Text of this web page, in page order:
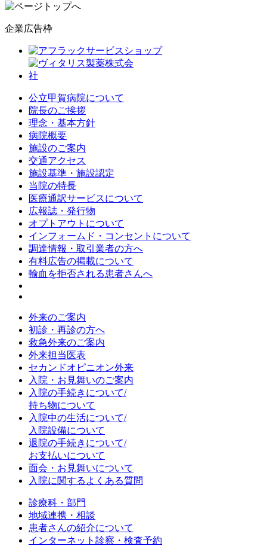
企業広告枠
公立甲賀病院について
院長のご挨拶
理念・基本方針
病院概要
施設のご案内
交通アクセス
施設基準・施設認定
当院の特長
医療通訳サービスについて
広報誌・発行物
オプトアウトについて
インフォームド・コンセントについて
調達情報・取引業者の方へ
有料広告の掲載について
輸血を拒否される患者さんへ
外来のご案内
初診・再診の方へ
救急外来のご案内
外来担当医表
セカンドオピニオン外来
入院・お見舞いのご案内
入院の手続きについて/
持ち物について
入院中の生活について/
入院設備について
退院の手続きについて/
お支払いについて
面会・お見舞いについて
入院に関するよくある質問
診療科・部門
地域連携・相談
患者さんの紹介について
インターネット診察・検査予約